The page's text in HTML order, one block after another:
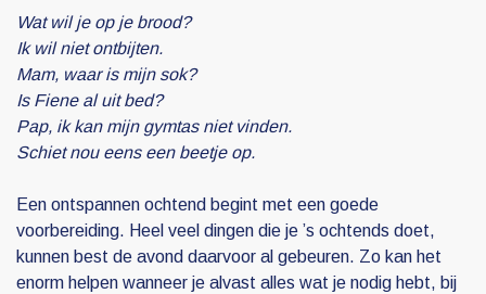
Wat wil je op je brood?
Ik wil niet ontbijten.
Mam, waar is mijn sok?
Is Fiene al uit bed?
Pap, ik kan mijn gymtas niet vinden.
Schiet nou eens een beetje op.
Een ontspannen ochtend begint met een goede
voorbereiding. Heel veel dingen die je ’s ochtends doet,
kunnen best de avond daarvoor al gebeuren. Zo kan het
enorm helpen wanneer je alvast alles wat je nodig hebt, bij